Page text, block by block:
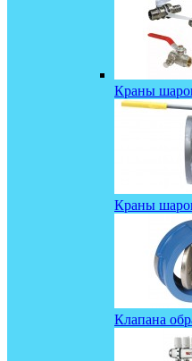
Краны
Краны
Клапана